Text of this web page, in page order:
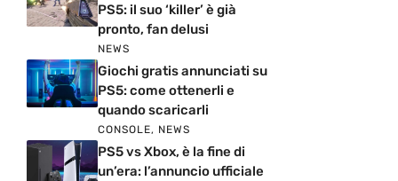
PS5: il suo ‘killer’ è già
pronto, fan delusi
NEWS
Giochi gratis annunciati su
PS5: come ottenerli e
quando scaricarli
CONSOLE, NEWS
PS5 vs Xbox, è la fine di
un’era: l’annuncio ufficiale